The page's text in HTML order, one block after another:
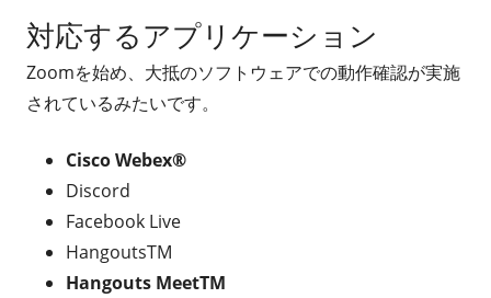
対応するアプリケーション
Zoomを始め、大抵のソフトウェアでの動作確認が実施
されているみたいです。
Cisco Webex®
Discord
Facebook Live
HangoutsTM
Hangouts MeetTM